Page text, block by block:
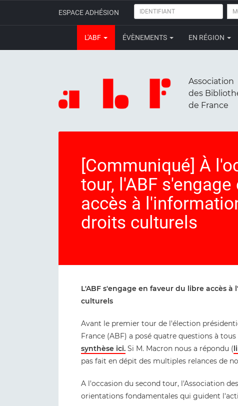
ESPACE ADHÉSION IDENTIFIANT
L'ABF ÉVÈNEMENTS EN RÉGION
Association
des
de France
[Communiqué] À
tour, l'ABF
accès à
droits culturels
L'ABF s'engage en faveur du libre accès
culturels
Avant le premier tour de l'élection
France (ABF) a posé quatre questions à
synthèse ici. Si M. Macron nous a répondu (
pas fait en dépit des multiples relances de
A l'occasion du second tour, l'Association
orientations fondamentales qui guident